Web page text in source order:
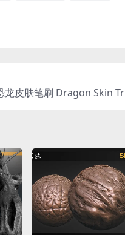
龙皮肤笔刷 Dragon Skin